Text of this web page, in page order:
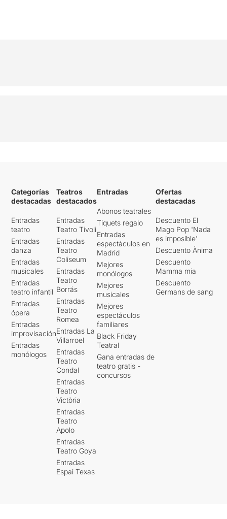
Categorías
destacadas
Entradas
teatro
Entradas
danza
Entradas
musicales
Entradas
teatro infantil
Entradas
ópera
Entradas
improvisación
Entradas
monólogos
Teatros
destacados
Entradas
Teatro Tívoli
Entradas
Teatro
Coliseum
Entradas
Teatro
Borrás
Entradas
Teatro
Romea
Entradas La
Villarroel
Entradas
Teatro
Condal
Entradas
Teatro
Victòria
Entradas
Teatro
Apolo
Entradas
Teatro Goya
Entradas
Espai Texas
Entradas
Abonos teatrales
Tiquets regalo
Entradas
espectáculos en
Madrid
Mejores
monólogos
Mejores
musicales
Mejores
espectáculos
familiares
Black Friday
Teatral
Gana entradas de
teatro gratis -
concursos
Ofertas
destacadas
Descuento El
Mago Pop 'Nada
es imposible'
Descuento Ànima
Descuento
Mamma mia
Descuento
Germans de sang